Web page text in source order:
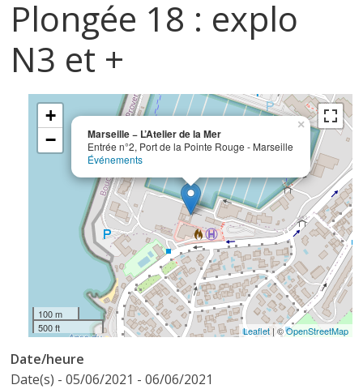
Plongée 18 : explo
N3 et +
Marseille − L’Atelier de la Mer
Entrée n°2, Port de la Pointe Rouge - Marseille
Événements
×
+
−
100 m
500 ft
Leaflet| ©OpenStreetMap
Date/heure
Date(s) - 05/06/2021 - 06/06/2021